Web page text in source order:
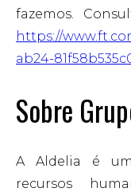
fazemos.
https://
ab24-
Sobre
A Aldelia é
recursos